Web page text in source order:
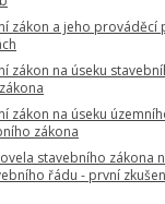
zákon a jeho prováděcí
zákon na úseku
zákon na úseku
zákona
stavebního zákona
řádu - první